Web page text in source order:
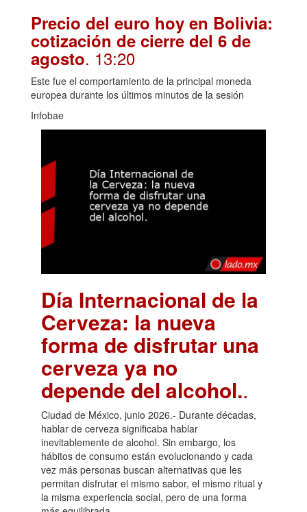
Precio del euro hoy en Bolivia:
cotización de cierre del 6 de
agosto. 13:20
Este fue el comportamiento de la principal moneda
europea durante los últimos minutos de la sesión
Infobae
Día Internacional de la
Cerveza: la nueva
forma de disfrutar una
cerveza ya no
depende del alcohol..
Ciudad de México, junio 2026.- Durante décadas,
hablar de cerveza significaba hablar
inevitablemente de alcohol. Sin embargo, los
hábitos de consumo están evolucionando y cada
vez más personas buscan alternativas que les
permitan disfrutar el mismo sabor, el mismo ritual y
la misma experiencia social, pero de una forma